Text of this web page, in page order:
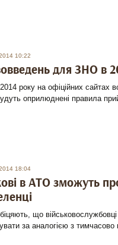
10:22
для ЗНО в
року на офіційних сайтах
оприлюднені правила
18:04
в АТО зможуть
що
за аналогією з